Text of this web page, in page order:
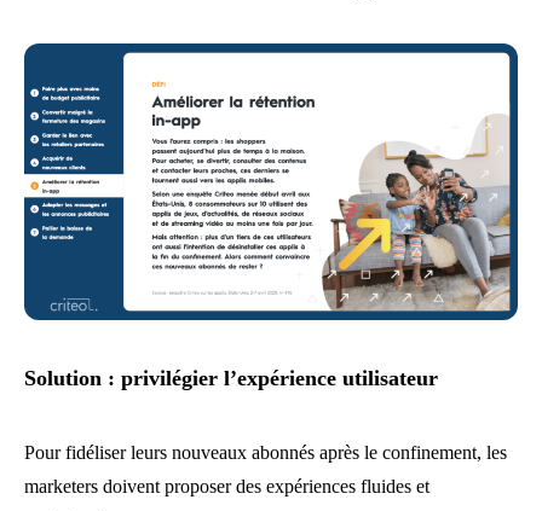
Solution : privilégier l’expérience utilisateur
Pour fidéliser leurs nouveaux abonnés après le confinement, les
marketers doivent proposer des expériences fluides et